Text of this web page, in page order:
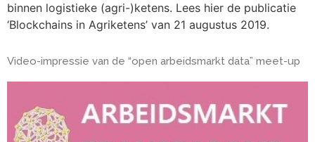
binnen logistieke (agri-)ketens. Lees hier de publicatie
‘Blockchains in Agriketens’ van 21 augustus 2019.
Video-impressie van de “open arbeidsmarkt data” meet-up